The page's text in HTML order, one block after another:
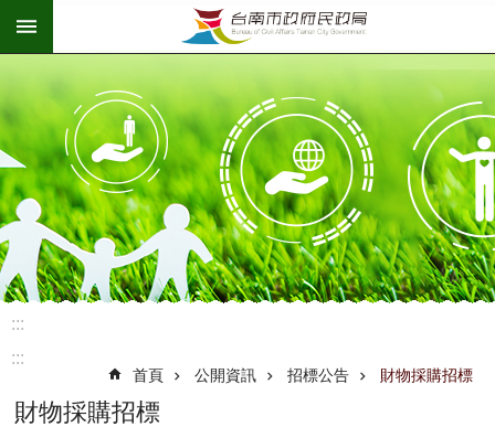
跳到主要內容區塊
:::
:::
首頁 公開資訊 招標公告 財物採購招標
財物採購招標